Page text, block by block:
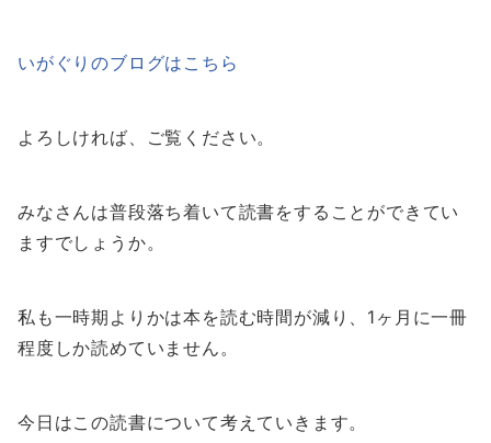
いがぐりのブログはこちら
よろしければ、ご覧ください。
みなさんは普段落ち着いて読書をすることができてい
ますでしょうか。
私も一時期よりかは本を読む時間が減り、1ヶ月に一冊
程度しか読めていません。
今日はこの読書について考えていきます。